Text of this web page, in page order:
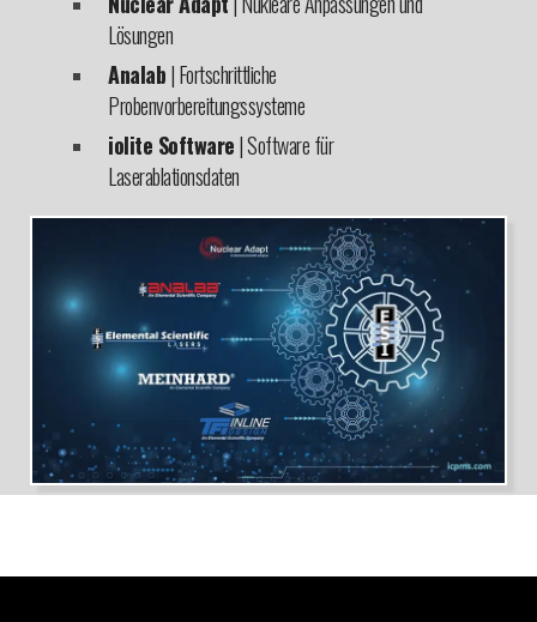
Lösungen
Analab| Fortschrittliche
Probenvorbereitungssysteme
iolite Software| Software für
Laserablationsdaten